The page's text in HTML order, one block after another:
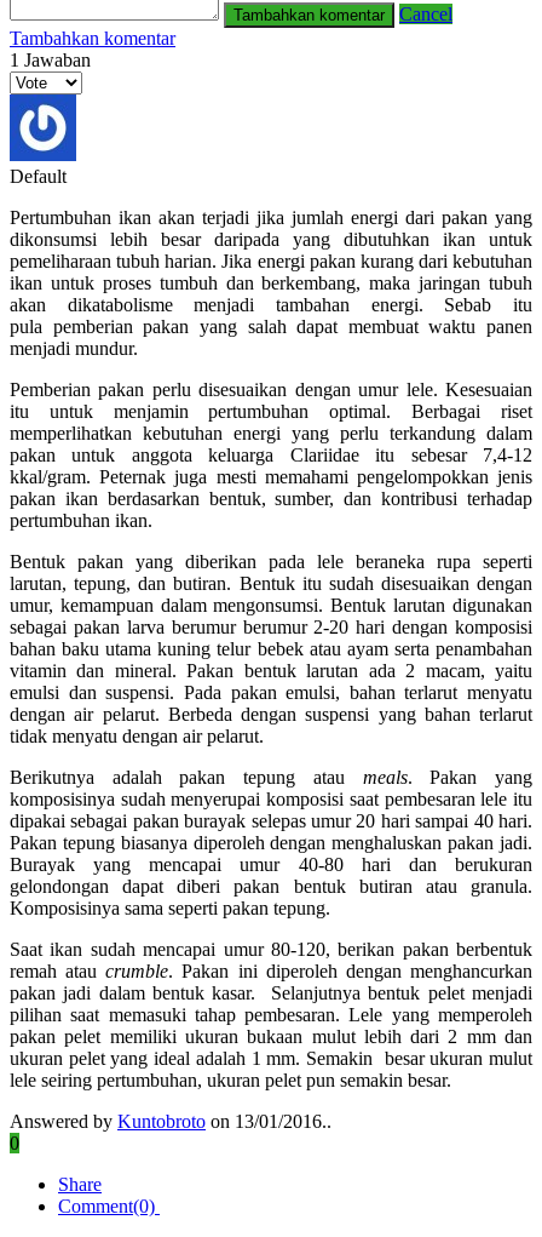
Cancel
Tambahkan komentar
1 Jawaban
Default
Pertumbuhan ikan akan terjadi jika jumlah energi dari pakan yang
dikonsumsi lebih besar daripada yang dibutuhkan ikan untuk
pemeliharaan tubuh harian. Jika energi pakan kurang dari kebutuhan
ikan untuk proses tumbuh dan berkembang, maka jaringan tubuh
akan dikatabolisme menjadi tambahan energi. Sebab itu
pula pemberian pakan yang salah dapat membuat waktu panen
menjadi mundur.
Pemberian pakan perlu disesuaikan dengan umur lele. Kesesuaian
itu untuk menjamin pertumbuhan optimal. Berbagai riset
memperlihatkan kebutuhan energi yang perlu terkandung dalam
pakan untuk anggota keluarga Clariidae itu sebesar 7,4-12
kkal/gram. Peternak juga mesti memahami pengelompokkan jenis
pakan ikan berdasarkan bentuk, sumber, dan kontribusi terhadap
pertumbuhan ikan.
Bentuk pakan yang diberikan pada lele beraneka rupa seperti
larutan, tepung, dan butiran. Bentuk itu sudah disesuaikan dengan
umur, kemampuan dalam mengonsumsi. Bentuk larutan digunakan
sebagai pakan larva berumur berumur 2-20 hari dengan komposisi
bahan baku utama kuning telur bebek atau ayam serta penambahan
vitamin dan mineral. Pakan bentuk larutan ada 2 macam, yaitu
emulsi dan suspensi. Pada pakan emulsi, bahan terlarut menyatu
dengan air pelarut. Berbeda dengan suspensi yang bahan terlarut
tidak menyatu dengan air pelarut.
Berikutnya adalah pakan tepung atau meals. Pakan yang
komposisinya sudah menyerupai komposisi saat pembesaran lele itu
dipakai sebagai pakan burayak selepas umur 20 hari sampai 40 hari.
Pakan tepung biasanya diperoleh dengan menghaluskan pakan jadi.
Burayak yang mencapai umur 40-80 hari dan berukuran
gelondongan dapat diberi pakan bentuk butiran atau granula.
Komposisinya sama seperti pakan tepung.
Saat ikan sudah mencapai umur 80-120, berikan pakan berbentuk
remah ataucrumble. Pakan ini diperoleh dengan menghancurkan
pakan jadi dalam bentuk kasar. Selanjutnya bentuk pelet menjadi
pilihan saat memasuki tahap pembesaran. Lele yang memperoleh
pakan pelet memiliki ukuran bukaan mulut lebih dari 2 mm dan
ukuran pelet yang ideal adalah 1 mm. Semakin besar ukuran mulut
lele seiring pertumbuhan, ukuran pelet pun semakin besar.
Answered by Kuntobroto on 13/01/2016..
0
Share
Comment(0)